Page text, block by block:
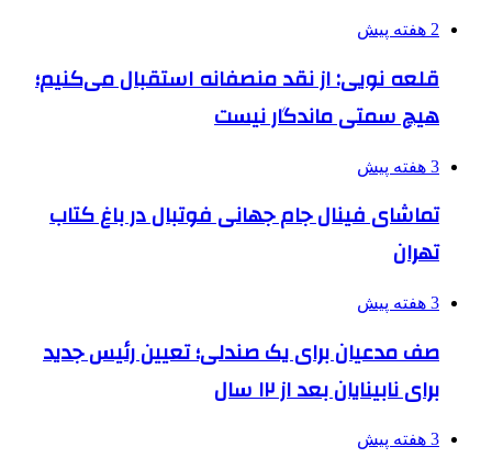
2 هفته پیش
قلعه نویی: از نقد منصفانه استقبال می‌کنیم؛
هیچ سمتی ماندگار نیست
3 هفته پیش
تماشای فینال جام جهانی فوتبال در باغ کتاب
تهران
3 هفته پیش
صف مدعیان برای یک صندلی؛ تعیین رئیس جدید
برای نابینایان بعد از ۱۲ سال
3 هفته پیش